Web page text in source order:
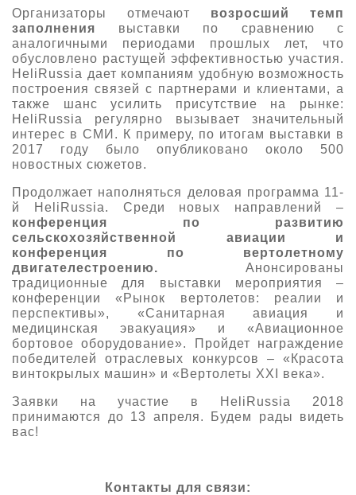
Организаторы отмечают возросший темп
заполнения выставки по сравнению с
аналогичными периодами прошлых лет, что
обусловлено растущей эффективностью участия.
HeliRussia дает компаниям удобную возможность
построения связей с партнерами и клиентами, а
также шанс усилить присутствие на рынке:
HeliRussia регулярно вызывает значительный
интерес в СМИ. К примеру, по итогам выставки в
2017 году было опубликовано около 500
новостных сюжетов.
Продолжает наполняться деловая программа 11-
й HeliRussia. Среди новых направлений –
конференция по развитию
сельскохозяйственной авиации и
конференция по вертолетному
двигателестроению. Анонсированы
традиционные для выставки мероприятия –
конференции «Рынок вертолетов: реалии и
перспективы», «Санитарная авиация и
медицинская эвакуация» и «Авиационное
бортовое оборудование». Пройдет награждение
победителей отраслевых конкурсов – «Красота
винтокрылых машин» и «Вертолеты XXI века».
Заявки на участие в HeliRussia 2018
принимаются до 13 апреля. Будем рады видеть
вас!
Контакты для связи: